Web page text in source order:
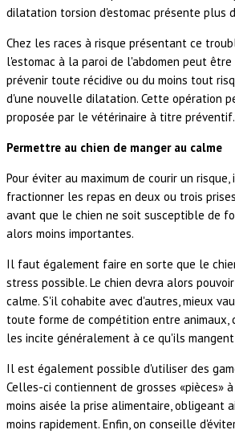
dilatation torsion d'estomac présente plus
Chez les races à risque présentant ce
l'estomac à la paroi de l'abdomen peut
prévenir toute récidive ou du moins tout
d'une nouvelle dilatation. Cette opération
proposée par le vétérinaire à titre préventif.
Permettre au chien de manger au calme
Pour éviter au maximum de courir un
fractionner les repas en deux ou trois
avant que le chien ne soit susceptible de
alors moins importantes.
Il faut également faire en sorte que le
stress possible. Le chien devra alors
calme. S'il cohabite avec d'autres, mieux
toute forme de compétition entre animaux,
les incite généralement à ce qu'ils
Il est également possible d'utiliser des
Celles-ci contiennent de grosses «pièces»
moins aisée la prise alimentaire, obligeant
moins rapidement. Enfin, on conseille